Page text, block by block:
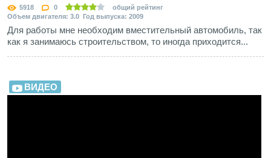
5918 0
общий рейтинг
Объем двигателя: 3.0 Год выпуска: 2009
Для работы мне необходим вместительный автомобиль, так
как я занимаюсь строительством, то иногда приходится...
ВИДЕО